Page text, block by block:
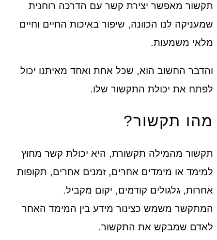
תקשור מאפשר יצירת קשר עם הדרכה רוחנית
שמעניקה לנו הכוונה, שיפור באיכות החיים וחיים
מלאי משמעות.
והדבר החשוב הוא, שכל אחת ואחד מאיתנו יכול
לפתח את יכולת התקשור שלו.
מהו תקשור?
תקשור מהמילה תקשורת, היא יכולת קשר מחוץ
למימד או מימדים אחרים, זמנים אחרים, תקופות
אחרות, גלגולים קודמים, יקום מקביל.
המתקשר משמש כצינור מידע בין המימד האחר
לאדם שמבקש את התקשור.